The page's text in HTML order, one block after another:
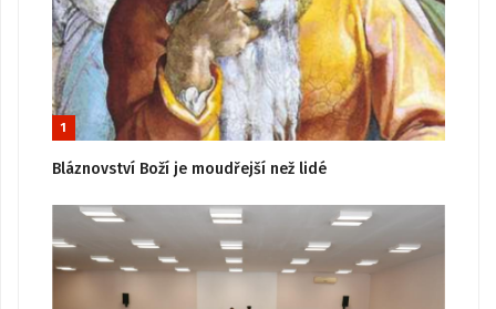
1
Bláznovství Boží je moudřejší než lidé